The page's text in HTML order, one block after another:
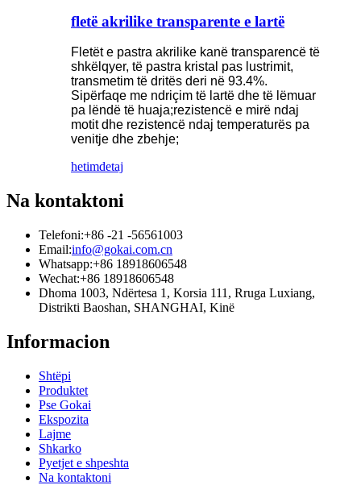
fletë akrilike transparente e lartë
Fletët e pastra akrilike kanë transparencë të
shkëlqyer, të pastra kristal pas lustrimit,
transmetim të dritës deri në 93.4%.
Sipërfaqe me ndriçim të lartë dhe të lëmuar
pa lëndë të huaja;rezistencë e mirë ndaj
motit dhe rezistencë ndaj temperaturës pa
venitje dhe zbehje;
hetimdetaj
Na kontaktoni
Telefoni:+86 -21 -56561003
Email:info@gokai.com.cn
Whatsapp:+86 18918606548
Wechat:+86 18918606548
Dhoma 1003, Ndërtesa 1, Korsia 111, Rruga Luxiang,
Distrikti Baoshan, SHANGHAI, Kinë
Informacion
Shtëpi
Produktet
Pse Gokai
Ekspozita
Lajme
Shkarko
Pyetjet e shpeshta
Na kontaktoni